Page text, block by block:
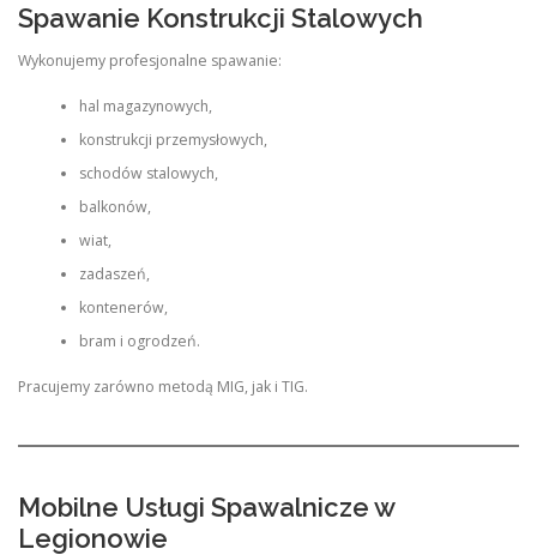
Spawanie Konstrukcji Stalowych
Wykonujemy profesjonalne spawanie:
hal magazynowych,
konstrukcji przemysłowych,
schodów stalowych,
balkonów,
wiat,
zadaszeń,
kontenerów,
bram i ogrodzeń.
Pracujemy zarówno metodą MIG, jak i TIG.
Mobilne Usługi Spawalnicze w
Legionowie